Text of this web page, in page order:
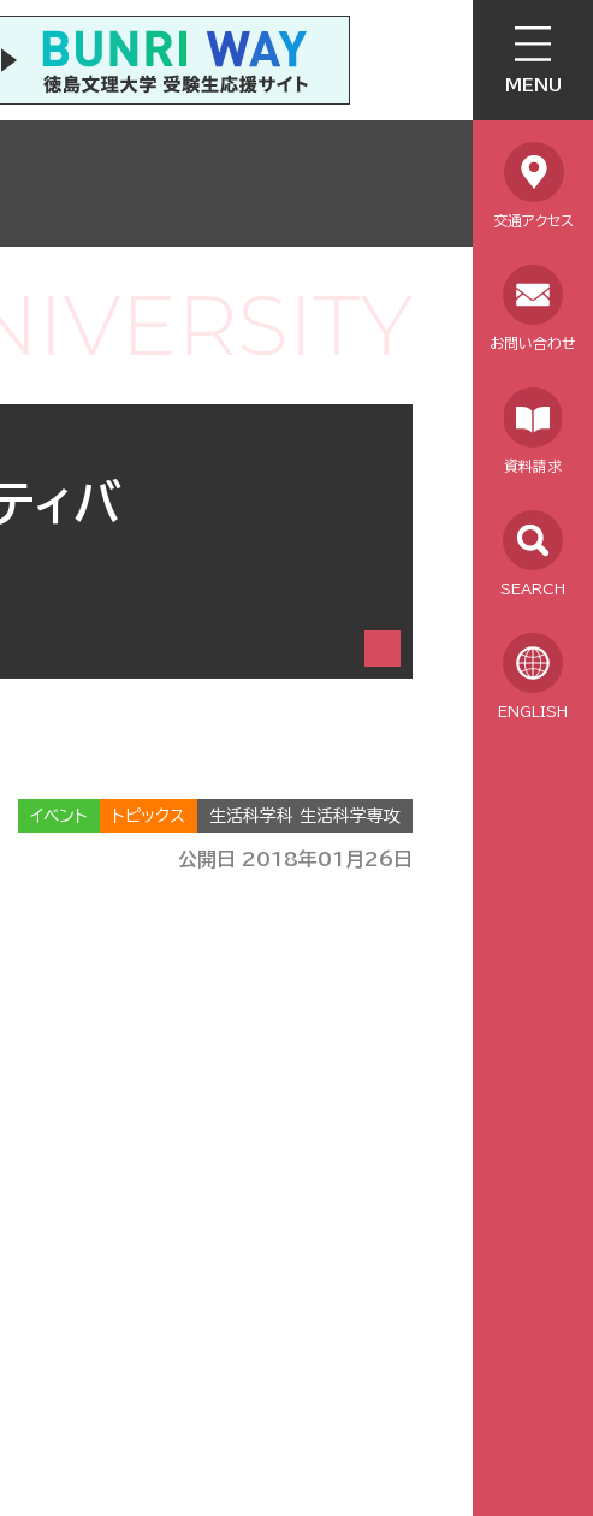
MENU
交通アクセス
お問い合わせ
資料請求
SEARCH
ENGLISH
ィバ
イベント トピックス 生活科学科 生活科学専攻
公開日 2018年01月26日